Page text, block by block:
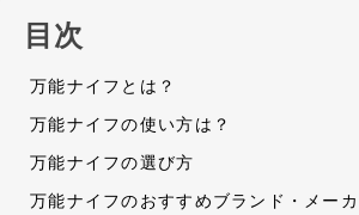
目次
万能ナイフとは？
万能ナイフの使い方は？
万能ナイフの選び方
万能ナイフのおすすめブランド・メー